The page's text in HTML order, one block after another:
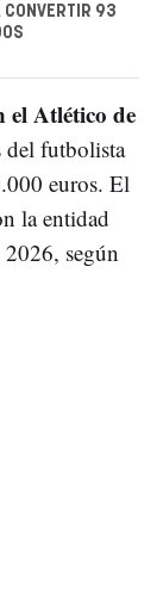
CONVERTIR 93
el Atlético de
del futbolista
euros. El
la entidad
según